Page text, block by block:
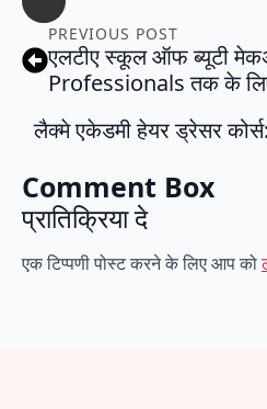
PREVIOUS POST
एलटीए स्कूल ऑफ ब्यूटी
Professionals तक के
लैक्मे एकेडमी हेयर ड्रेसर
Comment Box
प्रातिक्रिया दे
एक टिप्पणी पोस्ट करने के लिए आप को